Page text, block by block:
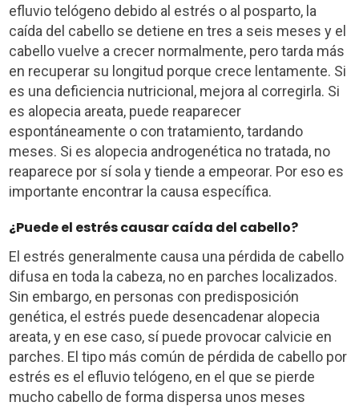
efluvio telógeno debido al estrés o al posparto, la
caída del cabello se detiene en tres a seis meses y el
cabello vuelve a crecer normalmente, pero tarda más
en recuperar su longitud porque crece lentamente. Si
es una deficiencia nutricional, mejora al corregirla. Si
es alopecia areata, puede reaparecer
espontáneamente o con tratamiento, tardando
meses. Si es alopecia androgenética no tratada, no
reaparece por sí sola y tiende a empeorar. Por eso es
importante encontrar la causa específica.
¿Puede el estrés causar caída del cabello?
El estrés generalmente causa una pérdida de cabello
difusa en toda la cabeza, no en parches localizados.
Sin embargo, en personas con predisposición
genética, el estrés puede desencadenar alopecia
areata, y en ese caso, sí puede provocar calvicie en
parches. El tipo más común de pérdida de cabello por
estrés es el efluvio telógeno, en el que se pierde
mucho cabello de forma dispersa unos meses